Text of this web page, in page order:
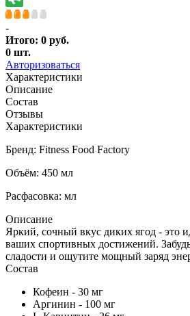
-
Итого: 0 руб.
0 шт.
Авторизоваться
Характеристики
Описание
Состав
Отзывы
Характеристики
Бренд: Fitness Food Factory
Объём: 450 мл
Расфасовка: мл
Описание
Яркий, сочный вкус диких ягод - это
ваших спортивных достижений.
сладости и ощутите мощный заряд
Состав
Кофеин - 30 мг
Аргинин - 100 мг